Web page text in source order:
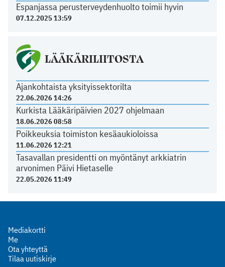
Espanjassa perusterveydenhuolto toimii hyvin
07.12.2025 13:59
LÄÄKÄRILIITOSTA
Ajankohtaista yksityissektorilta
22.06.2026 14:26
Kurkista Lääkäripäivien 2027 ohjelmaan
18.06.2026 08:58
Poikkeuksia toimiston kesäaukioloissa
11.06.2026 12:21
Tasavallan presidentti on myöntänyt arkkiatrin
arvonimen Päivi Hietaselle
22.05.2026 11:49
Mediakortti
Me
Ota yhteyttä
Tilaa uutiskirje